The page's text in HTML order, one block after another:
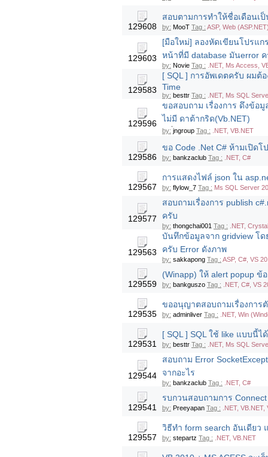
129608
สอบตามการทำให้ชื่อเดือนเ
by: MooT Tag : ASP, Web
129603
[มือใหม่] ลองหัดเขียนโปรแก
หน้าที่มี database มันerror
by: Novie Tag : .NET, Ms Access,
129583
[ SQL ] การอัพเดตครับ ผมต้
Time
by: besttr Tag : .NET, Ms SQL
129596
ขอสอบถาม เรื่องการ ดึงข้อ
ไม่มี ดาต้ากริด(Vb.NET)
by: ่jngroup Tag : .NET, VB.NET
129586
ขอ Code .Net C# ห้ามเปิด
by: bankzaclub Tag : .NET, C#
129567
การแสดงไฟล์ json ใน
by: flylow_7 Tag : Ms SQL Server
129577
สอบถามเรื่องการ publish
ครับ
by: thongchai001 Tag : .NET,
129563
บันทึกข้อมูลจาก gridview โด
ครับ Error ดังภาพ
by: sakkapong Tag : ASP, C#, VS
129559
(Winapp) ให้ alert popup
by: bankguszo Tag : .NET, C#, VS
129535
ขออนุญาตสอบถามเรื่องการ
by: adminliver Tag : .NET, Win
129531
[ SQL ] SQL ใช้ like แบบนี้ไ
by: besttr Tag : .NET, Ms SQL
129544
สอบถาม Error
จากอะไร
by: bankzaclub Tag : .NET, C#
129541
รบกวนสอบถามการ
by: Preeyapan Tag : .NET,
129557
วิธีทำ form search อันเดียว
by: stepartz Tag : .NET, VB.NET